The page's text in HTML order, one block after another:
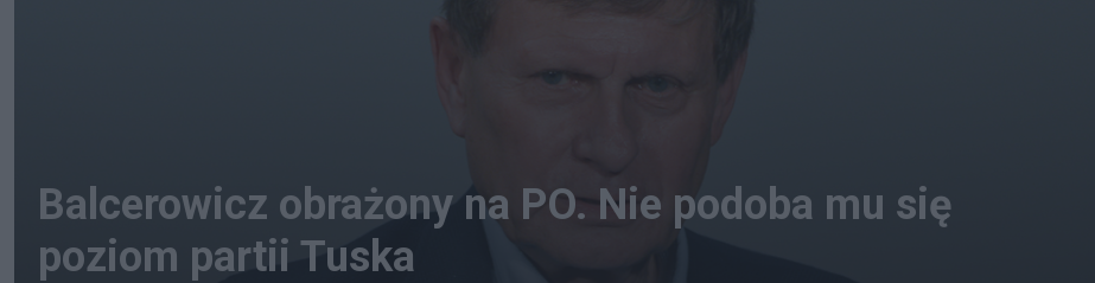
Balcerowicz obrażony na PO. Nie podoba mu się
poziom partii Tuska